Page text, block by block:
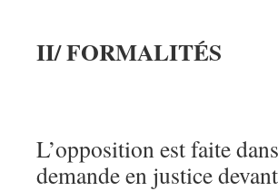
II/ FORMALITÉS
L’opposition est faite
demande en justice